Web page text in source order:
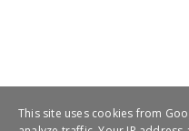
This site uses cookies from